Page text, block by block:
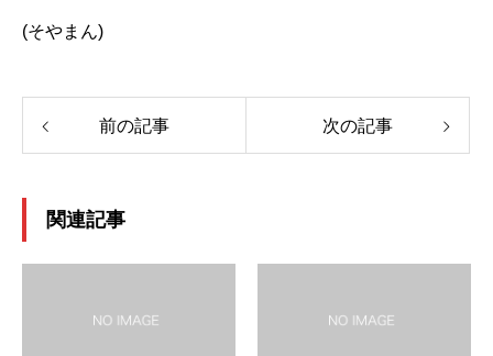
(そやまん)
前の記事 次の記事
関連記事